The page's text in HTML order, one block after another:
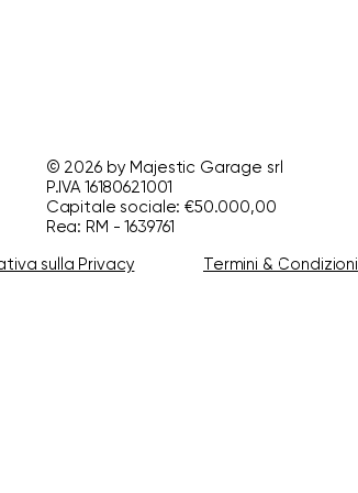
© 2026 by Majestic Garage srl
P.IVA 16180621001
Capitale sociale: €50.000,00
Rea: RM - 1639761
sulla Privacy
Termini & Condizioni